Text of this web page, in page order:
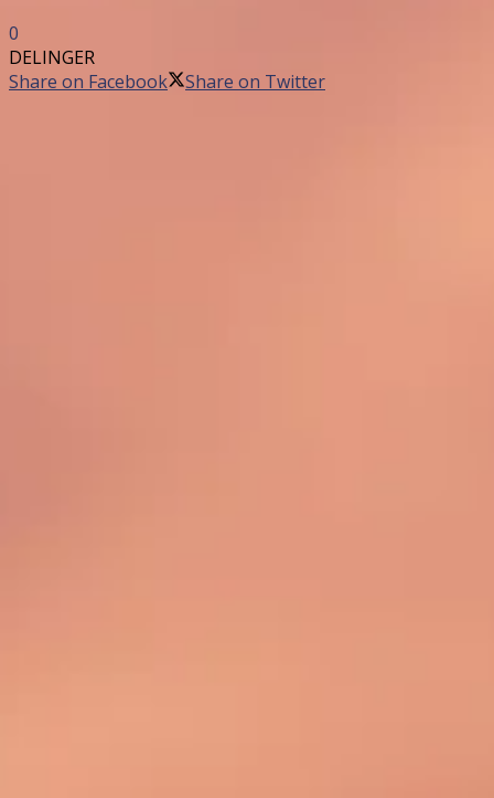
0
DELINGER
Share on Facebook
Share on Twitter